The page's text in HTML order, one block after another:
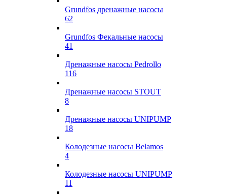
Grundfos дренажные насосы
62
Grundfos Фекальные насосы
41
Дренажные насосы Pedrollo
116
Дренажные насосы STOUT
8
Дренажные насосы UNIPUMP
18
Колодезные насосы Belamos
4
Колодезные насосы UNIPUMP
11